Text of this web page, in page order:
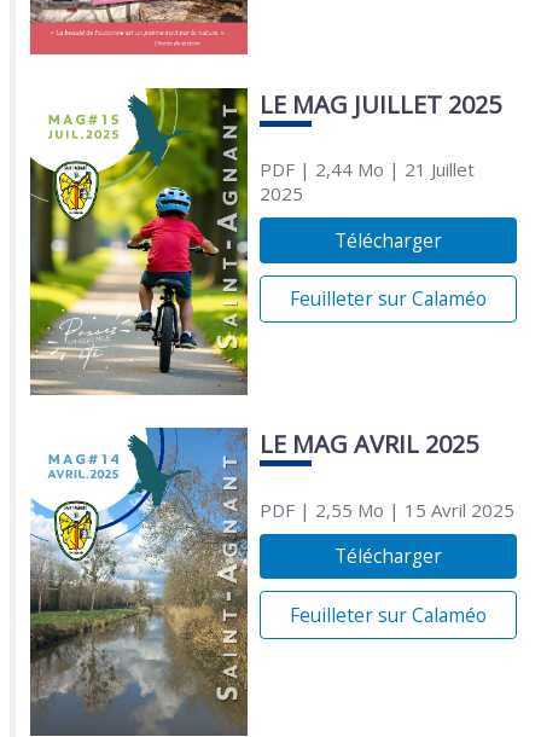
LE MAG JUILLET 2025
PDF| 2,44 Mo | 21 Juillet
2025
Télécharger
Feuilleter sur Calaméo
LE MAG AVRIL 2025
PDF| 2,55 Mo | 15 Avril 2025
Télécharger
Feuilleter sur Calaméo